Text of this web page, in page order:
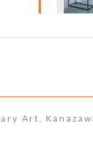
Art,